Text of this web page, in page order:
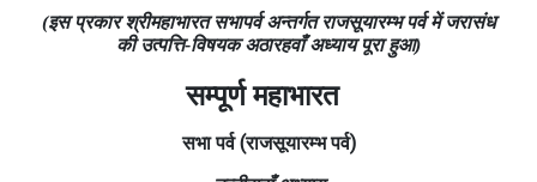
(इस प्रकार श्रीमहाभारत सभापर्व अन्तर्गत राजसूयारम्भ पर्व में जरासंध
की उत्पत्ति-विषयक अठारहवाँ अध्याय पूरा हुआ)
सम्पूर्ण महाभारत
सभापर्व(राजसूयारम्भपर्व)